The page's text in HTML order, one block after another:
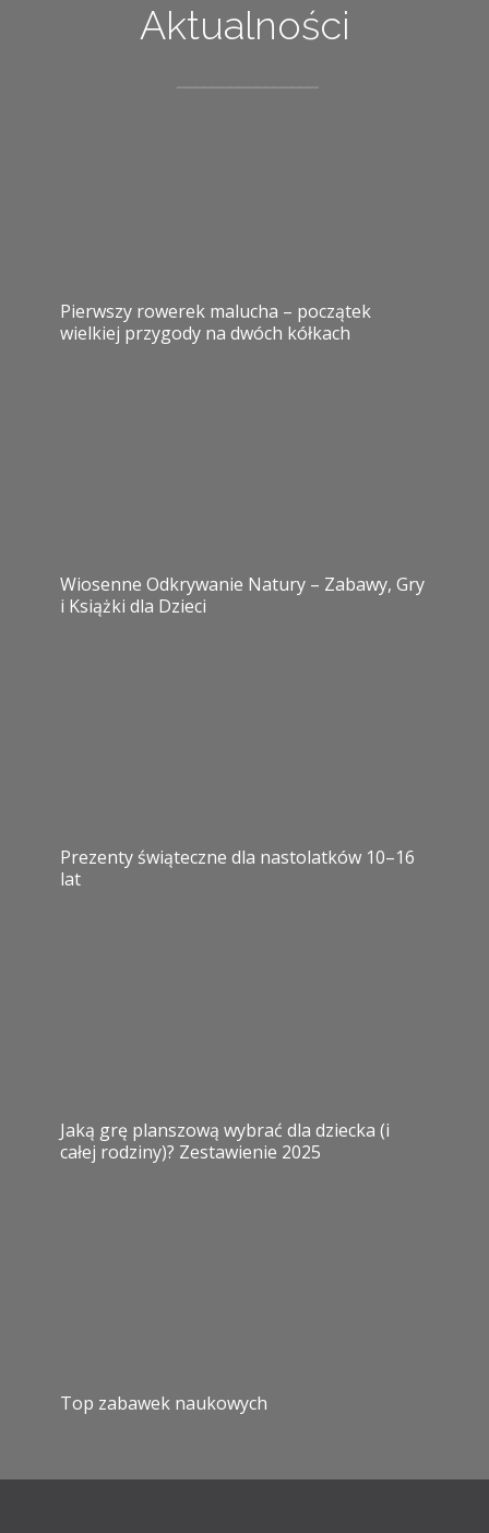
Aktualności
Pierwszy rowerek malucha – początek
wielkiej przygody na dwóch kółkach
Wiosenne Odkrywanie Natury – Zabawy, Gry
i Książki dla Dzieci
Prezenty świąteczne dla nastolatków 10–16
lat
Jaką grę planszową wybrać dla dziecka (i
całej rodziny)? Zestawienie 2025
Top zabawek naukowych